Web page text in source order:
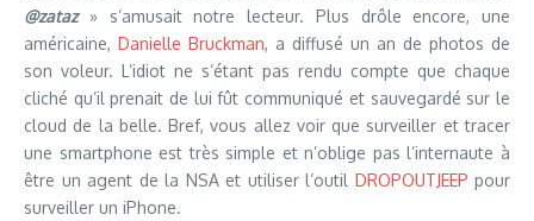
@zataz» s’amusait notre lecteur. Plus drôle encore, une
américaine, Danielle Bruckman, a diffusé un an de photos de
son voleur. L’idiot ne s’étant pas rendu compte que chaque
cliché qu’il prenait de lui fût communiqué et sauvegardé sur le
cloud de la belle. Bref, vous allez voir que surveiller et tracer
une smartphone est très simple et n’oblige pas l’internaute à
être un agent de la NSA et utiliser l’outil DROPOUTJEEP pour
surveiller un iPhone.